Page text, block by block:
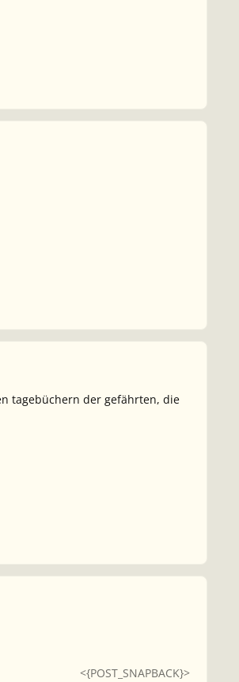
tagebüchern der gefährten, die
<{POST_SNAPBACK}>